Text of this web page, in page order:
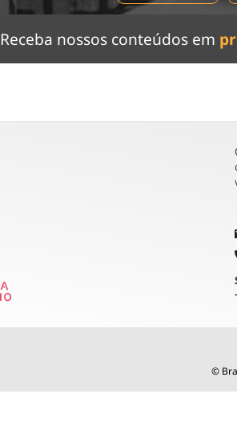
Receba nossos conteúdos em
©